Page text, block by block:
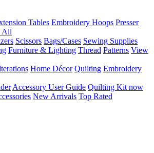
Tables Embroidery Hoops Presser
All
Scissors Bags/Cases Sewing Supplies
Furniture & Lighting Thread Patterns View
Home Décor Quilting Embroidery
Accessory User Guide Quilting Kit now
New Arrivals Top Rated